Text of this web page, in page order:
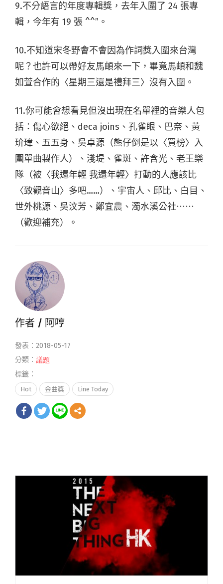
9.不分語言的年度專輯獎，去年入圍了 24 張專
輯，今年有 19 張 ^^”。
10.不知道宋冬野會不會因為作詞獎入圍來台灣
呢？也許可以帶好友馬頔來一下，畢竟馬頔和魏
如萱合作的〈星期三還是禮拜三〉沒有入圍。
11.你可能會想看見但沒出現在名單裡的音樂人包
括：傷心欲絕、deca joins、孔雀眼、巴奈、黃
玠瑋、五五身、吳卓源（熊仔倒是以〈買榜〉入
圍單曲製作人）、淺堤、雀斑、許含光、老王樂
隊（被〈我還年輕 我還年輕〉打動的人應該比
〈致觀音山〉多吧……）、宇宙人、邱比、白目、
世外桃源、吳汶芳、鄭宜農、濁水溪公社⋯⋯
（歡迎補充）。
作者 / 阿哼
發表：2018-05-17
分類： 議題
標籤：
Hot 金曲獎 Line Today